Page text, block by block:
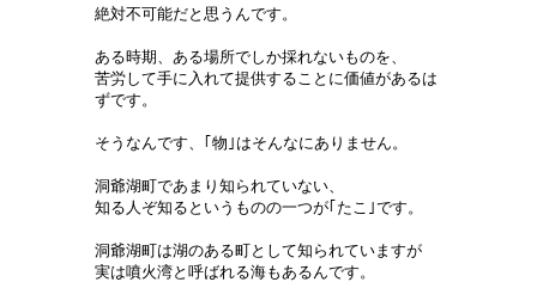
絶対不可能だと思うんです。
ある時期、ある場所でしか採れないものを、
苦労して手に入れて提供することに価値があるは
ずです。
そうなんです、｢物｣はそんなにありません。
洞爺湖町であまり知られていない、
知る人ぞ知るというものの一つが｢たこ｣です。
洞爺湖町は湖のある町として知られていますが
実は噴火湾と呼ばれる海もあるんです。